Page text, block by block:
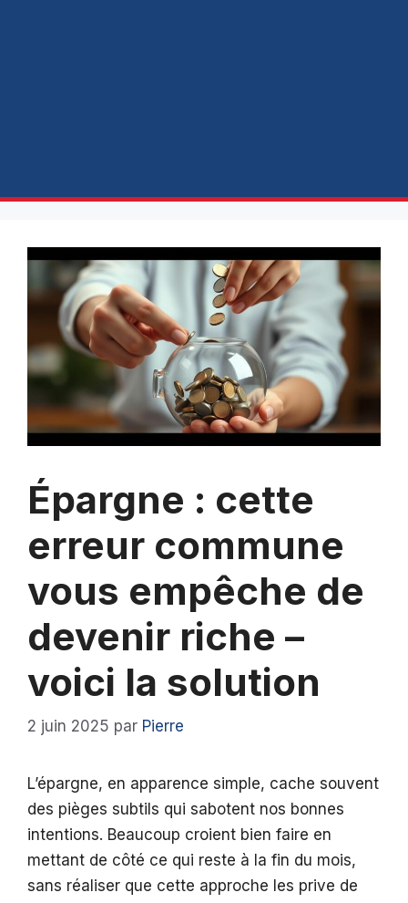
Épargne : cette
erreur commune
vous empêche de
devenir riche –
voici la solution
2 juin 2025 par Pierre
L’épargne, en apparence simple, cache souvent
des pièges subtils qui sabotent nos bonnes
intentions. Beaucoup croient bien faire en
mettant de côté ce qui reste à la fin du mois,
sans réaliser que cette approche les prive de